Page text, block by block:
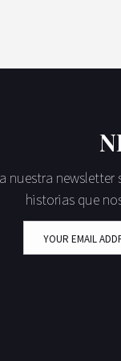
nuestra
historias que